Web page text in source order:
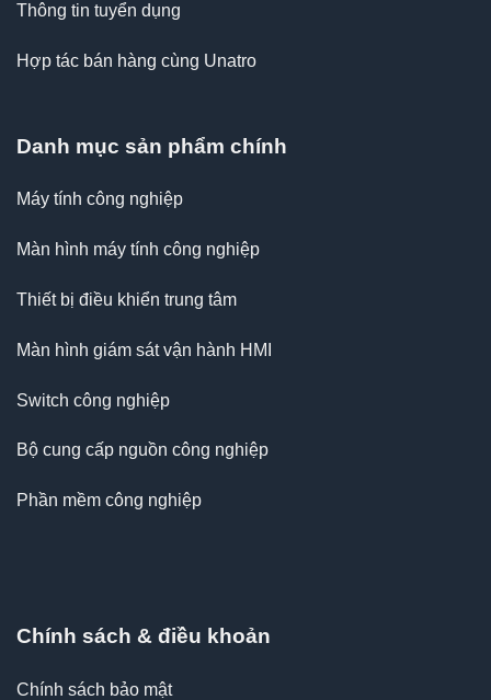
Thông tin tuyển dụng
Hợp tác bán hàng cùng Unatro
Danh mục sản phẩm chính
Máy tính công nghiệp
Màn hình máy tính công nghiệp
Thiết bị điều khiển trung tâm
Màn hình giám sát vận hành HMI
Switch công nghiệp
Bộ cung cấp nguồn công nghiệp
Phần mềm công nghiệp
Chính sách & điều khoản
Chính sách bảo mật